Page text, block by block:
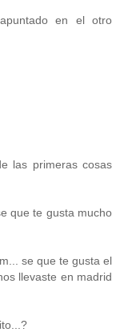
en el otro
las primeras cosas
que te gusta mucho
se que te gusta el
llevaste en madrid